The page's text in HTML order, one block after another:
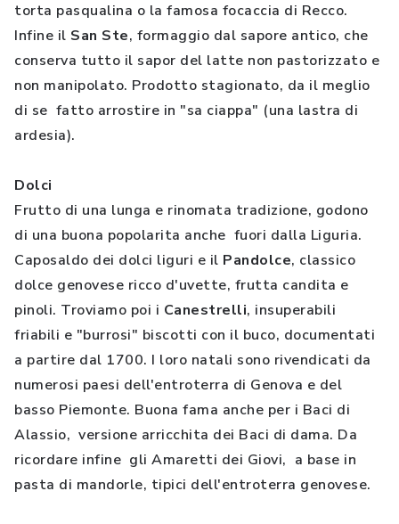
torta pasqualina o la famosa focaccia di Recco.
Infine il San Ste, formaggio dal sapore antico, che
conserva tutto il sapor del latte non pastorizzato e
non manipolato. Prodotto stagionato, da il meglio
di se fatto arrostire in "sa ciappa" (una lastra di
ardesia).
Dolci
Frutto di una lunga e rinomata tradizione, godono
di una buona popolarita anche fuori dalla Liguria.
Caposaldo dei dolci liguri e il Pandolce, classico
dolce genovese ricco d'uvette, frutta candita e
pinoli. Troviamo poi i Canestrelli, insuperabili
friabili e "burrosi" biscotti con il buco, documentati
a partire dal 1700. I loro natali sono rivendicati da
numerosi paesi dell'entroterra di Genova e del
basso Piemonte. Buona fama anche per i Baci di
Alassio, versione arricchita dei Baci di dama. Da
ricordare infine gli Amaretti dei Giovi, a base in
pasta di mandorle, tipici dell'entroterra genovese.